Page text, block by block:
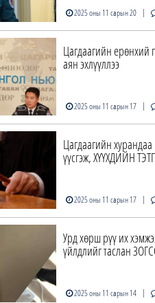
2025 оны 11 сарын 20 |
Цагдаагийн ерөнхий
аян эхлүүллээ
2025 оны 11 сарын 17 |
Цагдаагийн хурандаа
үүсгэж, ХҮҮХДИЙН
2025 оны 11 сарын 17 |
Урд хөрш рүү их
үйлдлийг таслан
2025 оны 11 сарын 14 |